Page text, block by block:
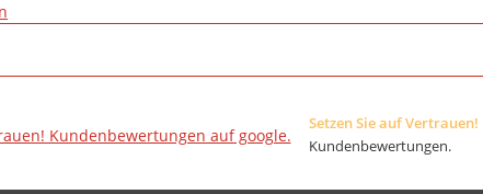
Setzen Sie auf Vertrauen!
Kundenbewertungen.